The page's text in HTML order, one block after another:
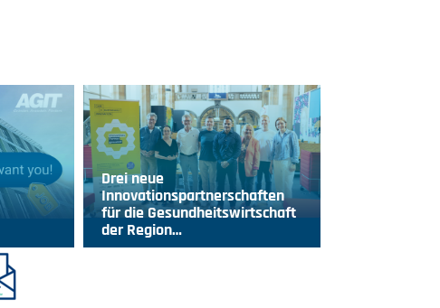
Drei neue
Innovationspartnerschaften
für die Gesundheitswirtschaft
der Region…